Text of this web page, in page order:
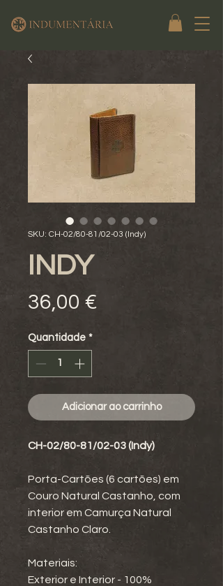
SKU: CH-02/80-81/02-03 (Indy)
INDY
36,00 €
Quantidade *
Adicionar ao carrinho
CH-02/80-81/02-03 (Indy)
Porta-Cartões (6 cartões) em
Couro Natural Castanho, com
interior em Camurça Natural
Castanho Claro.
Materiais:
Exterior e Interior - 100%